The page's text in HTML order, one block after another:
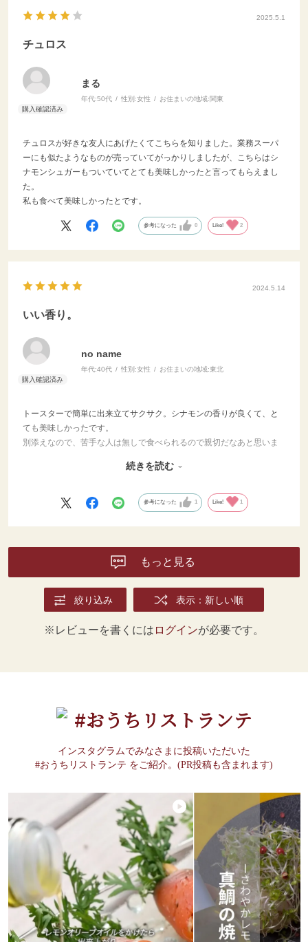
2025.5.1
チュロス
まる
年代:50代 性別:女性 お住まいの地域:関東
チュロスが好きな友人にあげたくてこちらを知りました。業務スーパ
ーにも似たようなものが売っていてがっかりしましたが、こちらはシ
ナモンシュガーもついていてとても美味しかったと言ってもらえまし
た。
私も食べて美味しかったとです。
参考になった 0 Like! 2
2024.5.14
いい香り。
no name
年代:40代 性別:女性 お住まいの地域:東北
トースターで簡単に出来立てサクサク。シナモンの香りが良くて、と
ても美味しかったです。
別添えなので、苦手な人は無しで食べられるので親切だなあと思いま
長さも、焼きやすくていいと思います。
続きを読む
参考になった 1 Like! 1
もっと見る
絞り込み 表示：新しい順
※レビューを書くには ログインが必要です。
#おうちリストランテ
インスタグラムでみなさまに投稿いただいた
#おうちリストランテ をご紹介。(PR投稿も含まれます)